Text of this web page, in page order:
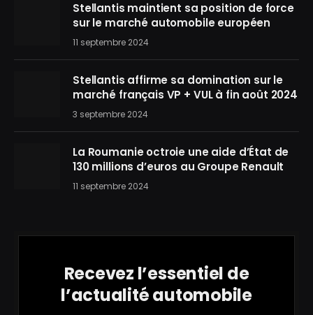
Stellantis maintient sa position de force
sur le marché automobile européen
11 septembre 2024
Stellantis affirme sa domination sur le
marché français VP + VUL à fin août 2024
3 septembre 2024
La Roumanie octroie une aide d’État de
130 millions d’euros au Groupe Renault
11 septembre 2024
Recevez l’essentiel de
l’actualité automobile